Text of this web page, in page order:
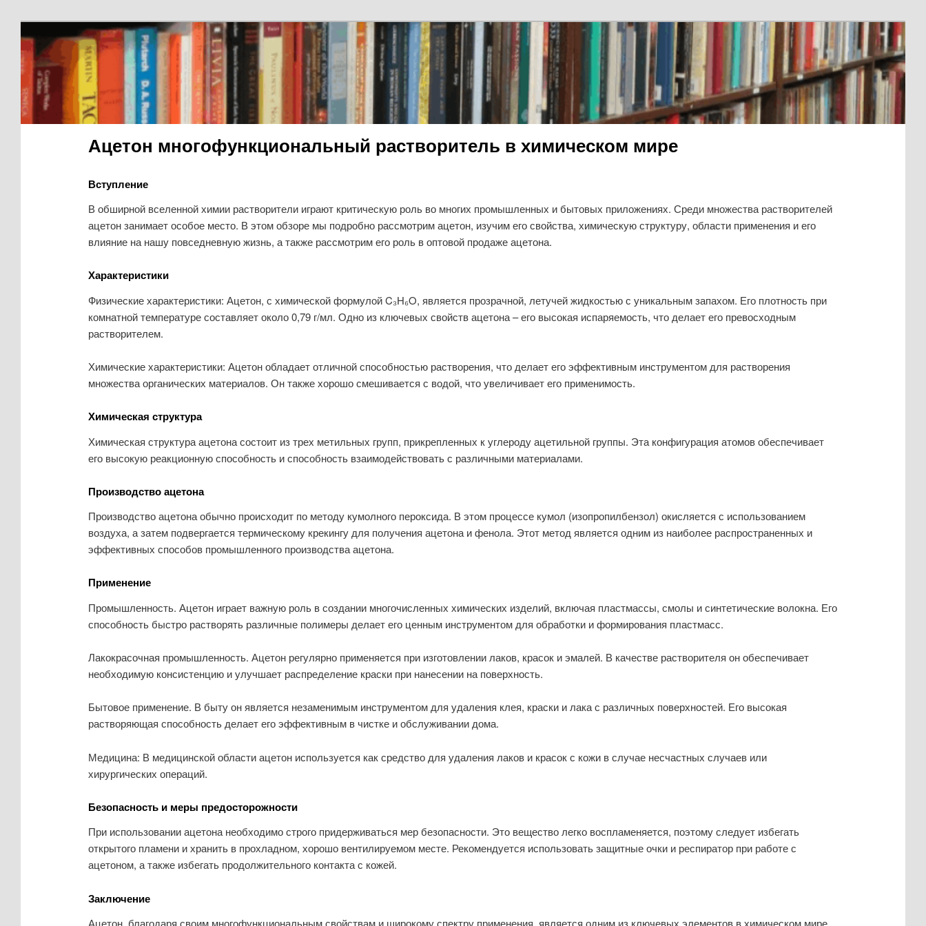
Ацетон многофункциональный растворитель в химическом мире
Вступление
В обширной вселенной химии растворители играют критическую роль во многих промышленных и бытовых приложениях. Среди множества растворителей
ацетон занимает особое место. В этом обзоре мы подробно рассмотрим ацетон, изучим его свойства, химическую структуру, области применения и его
влияние на нашу повседневную жизнь, а также рассмотрим его роль в оптовой продаже ацетона.
Характеристики
Физические характеристики: Ацетон, с химической формулой C₃H₆O, является прозрачной, летучей жидкостью с уникальным запахом. Его плотность при
комнатной температуре составляет около 0,79 г/мл. Одно из ключевых свойств ацетона – его высокая испаряемость, что делает его превосходным
растворителем.
Химические характеристики: Ацетон обладает отличной способностью растворения, что делает его эффективным инструментом для растворения
множества органических материалов. Он также хорошо смешивается с водой, что увеличивает его применимость.
Химическая структура
Химическая структура ацетона состоит из трех метильных групп, прикрепленных к углероду ацетильной группы. Эта конфигурация атомов обеспечивает
его высокую реакционную способность и способность взаимодействовать с различными материалами.
Производство ацетона
Производство ацетона обычно происходит по методу кумолного пероксида. В этом процессе кумол (изопропилбензол) окисляется с использованием
воздуха, а затем подвергается термическому крекингу для получения ацетона и фенола. Этот метод является одним из наиболее распространенных и
эффективных способов промышленного производства ацетона.
Применение
Промышленность. Ацетон играет важную роль в создании многочисленных химических изделий, включая пластмассы, смолы и синтетические волокна. Его
способность быстро растворять различные полимеры делает его ценным инструментом для обработки и формирования пластмасс.
Лакокрасочная промышленность. Ацетон регулярно применяется при изготовлении лаков, красок и эмалей. В качестве растворителя он обеспечивает
необходимую консистенцию и улучшает распределение краски при нанесении на поверхность.
Бытовое применение. В быту он является незаменимым инструментом для удаления клея, краски и лака с различных поверхностей. Его высокая
растворяющая способность делает его эффективным в чистке и обслуживании дома.
Медицина: В медицинской области ацетон используется как средство для удаления лаков и красок с кожи в случае несчастных случаев или
хирургических операций.
Безопасность и меры предосторожности
При использовании ацетона необходимо строго придерживаться мер безопасности. Это вещество легко воспламеняется, поэтому следует избегать
открытого пламени и хранить в прохладном, хорошо вентилируемом месте. Рекомендуется использовать защитные очки и респиратор при работе с
ацетоном, а также избегать продолжительного контакта с кожей.
Заключение
Ацетон, благодаря своим многофункциональным свойствам и широкому спектру применения, является одним из ключевых элементов в химическом мире.